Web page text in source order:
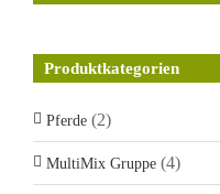
Produktkategorien
Pferde (2)
MultiMix Gruppe (4)